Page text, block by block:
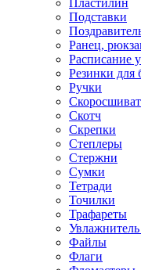
Пластилин
Подставки
Ранец,
Расписание
Резинки для
Ручки
Скотч
Скрепки
Степлеры
Стержни
Сумки
Тетради
Точилки
Трафареты
Файлы
Флаги